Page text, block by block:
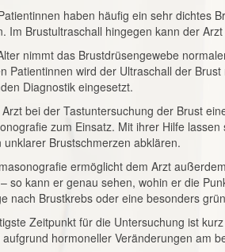
haben häufig ein sehr dichtes
Im Brustultraschall hingegen kann der
nimmt das Brustdrüsengewebe
Patientinnen wird der Ultraschall der
Diagnostik eingesetzt.
bei der Tastuntersuchung der Brust
zum Einsatz. Mit ihrer Hilfe
unklarer Brustschmerzen abklären.
ermöglicht dem Arzt
so kann er genau sehen, wohin er die
nach Brustkrebs oder eine besonders
Zeitpunkt für die Untersuchung ist
hormoneller Veränderungen am